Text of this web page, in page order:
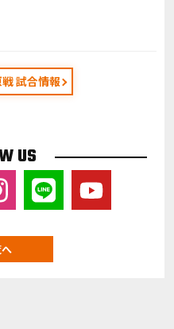
試合情報
US